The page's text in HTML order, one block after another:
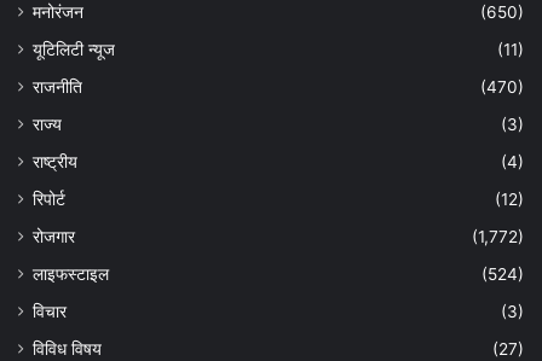
मनोरंजन
(650)
यूटिलिटी न्यूज
(11)
राजनीति
(470)
राज्य
(3)
राष्ट्रीय
(4)
रिपोर्ट
(12)
रोजगार
(1,772)
लाइफस्टाइल
(524)
विचार
(3)
विविध विषय
(27)